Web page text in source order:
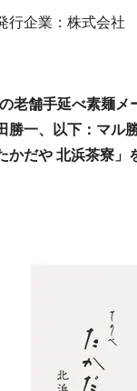
行企業：株式会
老舗手延べ素麺メ
勝一、以下：マル
かだや 北浜茶寮